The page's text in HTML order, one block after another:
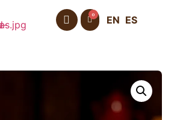
0 EN ES